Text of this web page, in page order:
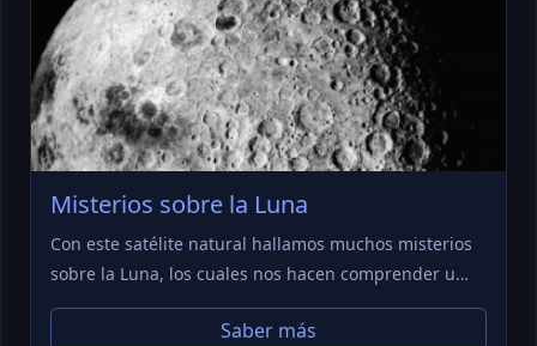
Misterios sobre la Luna
Con este satélite natural hallamos muchos misterios
sobre la Luna, los cuales nos hacen comprender u…
Saber más